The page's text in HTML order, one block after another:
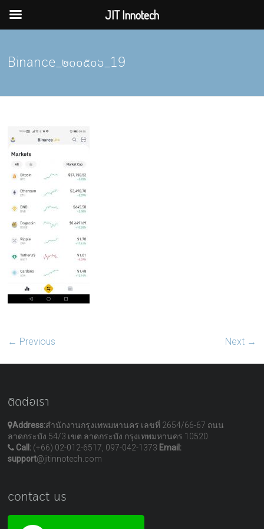
content
Binance_๒๑๐๕๐๖_19
← Previous Next →
ติดต่อเรา
Address:สำนักงานกรุงเทพมหานคร เลขที่ 2654/66-67 ถนน
ลาดกระบัง 54/3 เขต ลาดกระบัง กรุงเทพมหานคร 10520
Call: (+66) 02-012-6517, 097-042-1373 Email:
support@jitinnotech.com
contact us
JIT Innotech